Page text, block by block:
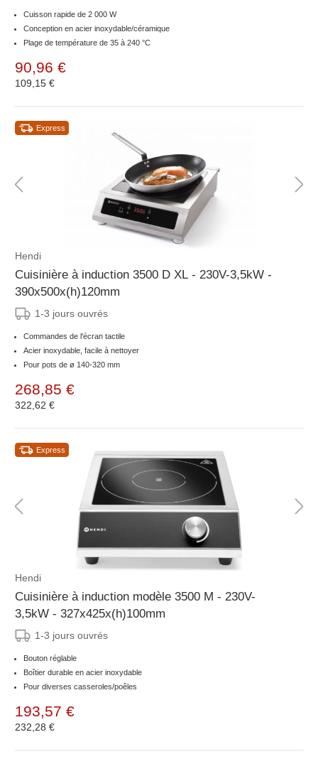
Cuisson rapide de 2 000 W
Conception en acier inoxydable/céramique
Plage de température de 35 à 240 °C
90,96 €
109,15 €
Express
Hendi
Cuisinière à induction 3500 D XL - 230V-3,5kW -
390x500x(h)120mm
1-3 jours ouvrés
Commandes de l'écran tactile
Acier inoxydable, facile à nettoyer
Pour pots de ø 140-320 mm
268,85 €
322,62 €
Express
Hendi
Cuisinière à induction modèle 3500 M - 230V-
3,5kW - 327x425x(h)100mm
1-3 jours ouvrés
Bouton réglable
Boîtier durable en acier inoxydable
Pour diverses casseroles/poêles
193,57 €
232,28 €